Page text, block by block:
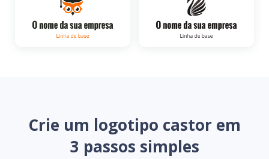
Crie um logotipo castor em
3 passos simples